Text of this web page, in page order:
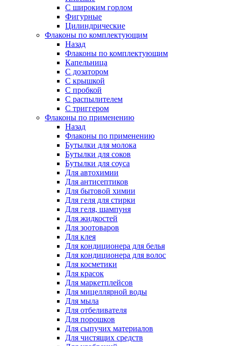
С широким горлом
Фигурные
Цилиндрические
Флаконы по комплектующим
Назад
Флаконы по комплектующим
Капельница
С дозатором
С крышкой
С пробкой
С распылителем
С триггером
Флаконы по применению
Назад
Флаконы по применению
Бутылки для молока
Бутылки для соков
Бутылки для соуса
Для автохимии
Для антисептиков
Для бытовой химии
Для геля для стирки
Для геля, шампуня
Для жидкостей
Для зоотоваров
Для клея
Для кондиционера для белья
Для кондиционера для волос
Для косметики
Для красок
Для маркетплейсов
Для мицеллярной воды
Для мыла
Для отбеливателя
Для порошков
Для сыпучих материалов
Для чистящих средств